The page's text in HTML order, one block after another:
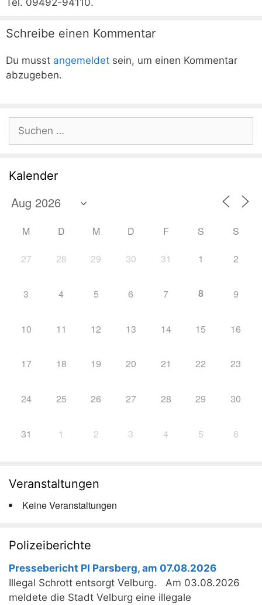
Tel. 09492-94110.
Schreibe einen Kommentar
Du musst angemeldet sein, um einen Kommentar
abzugeben.
nach:
Kalender
M D M D F S S
27 28 29 30 31 1 2
3 4 5 6 7 8 9
10 11 12 13 14 15 16
17 18 19 20 21 22 23
24 25 26 27 28 29 30
31 1 2 3 4 5 6
Veranstaltungen
Keine Veranstaltungen
Polizeiberichte
Pressebericht PI Parsberg, am 07.08.2026
Illegal Schrott entsorgt Velburg. Am 03.08.2026
meldete die Stadt Velburg eine illegale